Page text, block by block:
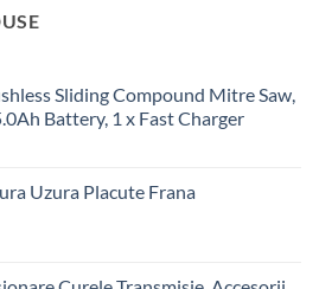
Sliding Compound Mitre Saw,
Battery, 1 x Fast Charger
Uzura Placute Frana